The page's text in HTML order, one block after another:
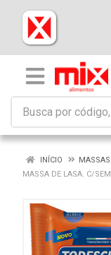
INÍCIO MASSAS
MASSA DE LASA. C/